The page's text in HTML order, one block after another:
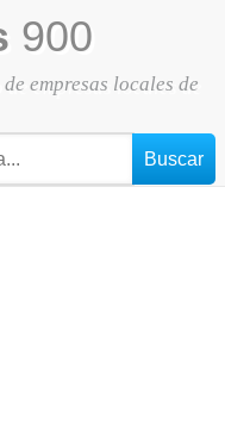
900
empresas locales de